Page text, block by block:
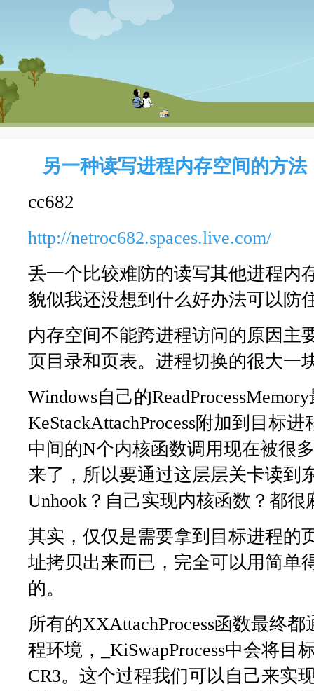
另一种读写进程内存空间的方法
cc682
http://netroc682.spaces.live.com/
丢一个比较难防的读写其他进程内
貌似我还没想到什么好办法可以防
内存空间不能跨进程访问的原因主
页目录和页表。进程切换的很大一
Windows自己的
KeStackAttachProcess附加到目标
中间的N个内核函数调用现在被很
来了，所以要通过这层层关卡读到
Unhook？自己实现内核函数？都很
其实，仅仅是需要拿到目标进程的
址拷贝出来而已，完全可以用简单
的。
所有的XXAttachProcess函数最终都
程环境，_KiSwapProcess中会将目
CR3。这个过程我们可以自己来实